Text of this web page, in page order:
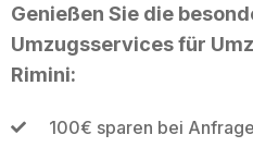
Genießen Sie die
Umzugsservices für
Rimini:
100€ sparen bei